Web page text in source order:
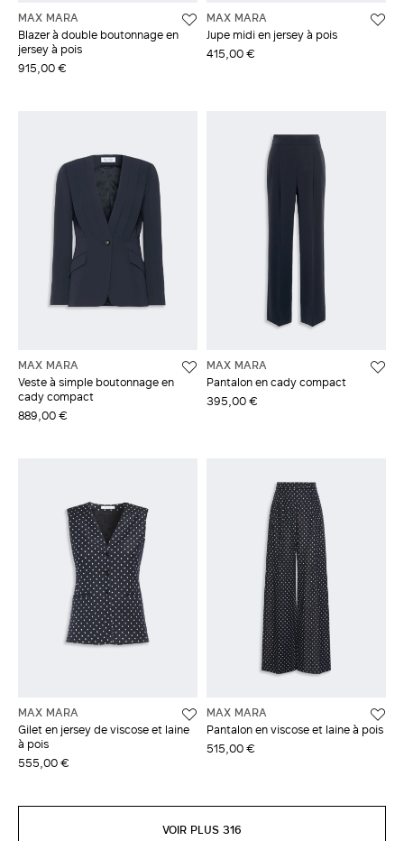
MAX MARA
Blazer à double boutonnage en
jersey à pois
915,00 €
MAX MARA
Jupe midi en jersey à pois
415,00 €
MAX MARA
Veste à simple boutonnage en
cady compact
889,00 €
MAX MARA
Pantalon en cady compact
395,00 €
MAX MARA
Gilet en jersey de viscose et laine
à pois
555,00 €
MAX MARA
Pantalon en viscose et laine à pois
515,00 €
VOIR PLUS 316